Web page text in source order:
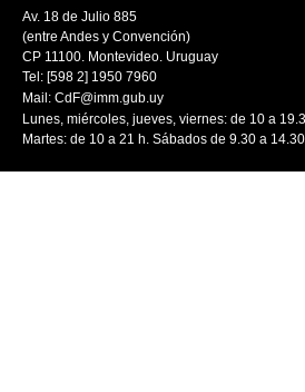
Av. 18 de Julio 885
(entre Andes y Convención)
CP 11100. Montevideo. Uruguay
Tel: [598 2] 1950 7960
Mail: CdF@imm.gub.uy
Lunes, miércoles, jueves, viernes: de 10 a
Martes: de 10 a 21 h. Sábados de 9.30 a